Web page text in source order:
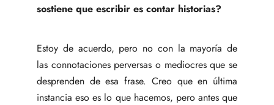
sostiene que escribir es contar historias?
Estoy de acuerdo, pero no con la mayoría de
las connotaciones perversas o mediocres que se
desprenden de esa frase. Creo que en última
instancia eso es lo que hacemos, pero antes que